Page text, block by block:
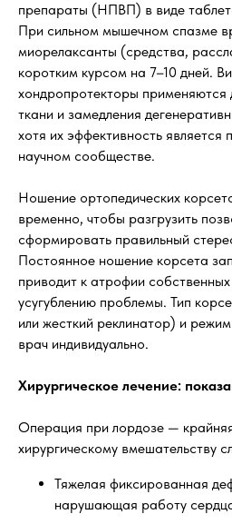
препараты (НПВП) в виде
При сильном мышечном спазме
миорелаксанты (средства,
коротким курсом на 7–10 дней.
хондропротекторы применяются
ткани и замедления
хотя их эффективность является
научном сообществе.
Ношение ортопедических
временно, чтобы разгрузить
сформировать правильный
Постоянное ношение корсета
приводит к атрофии
усугублению проблемы. Тип
или жесткий реклинатор) и
врач индивидуально.
Хирургическое лечение:
Операция при лордозе —
хирургическому вмешательству
Тяжелая фиксированная
нарушающая работу